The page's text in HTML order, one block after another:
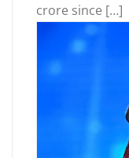
crore since […]